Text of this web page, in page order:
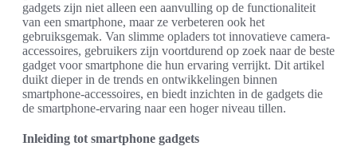
gadgets zijn niet alleen een aanvulling op de functionaliteit
van een smartphone, maar ze verbeteren ook het
gebruiksgemak. Van slimme opladers tot innovatieve camera-
accessoires, gebruikers zijn voortdurend op zoek naar de beste
gadget voor smartphone die hun ervaring verrijkt. Dit artikel
duikt dieper in de trends en ontwikkelingen binnen
smartphone-accessoires, en biedt inzichten in de gadgets die
de smartphone-ervaring naar een hoger niveau tillen.
Inleiding tot smartphone gadgets